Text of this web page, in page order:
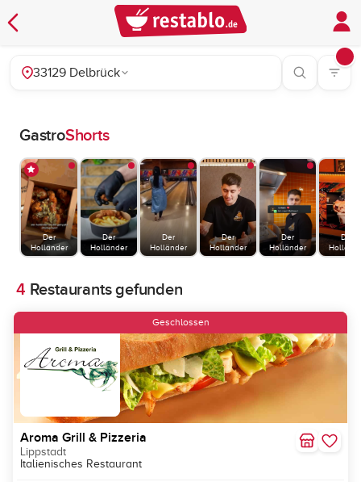
33129 Delbrück
GastroShorts
Der
Holländer
Der
Holländer
Der
Holländer
Der
Holländer
Der
Holländer
Der
4 Restaurants gefunden
Geschlossen
Aroma Grill & Pizzeria
Lippstadt
Italienisches Restaurant